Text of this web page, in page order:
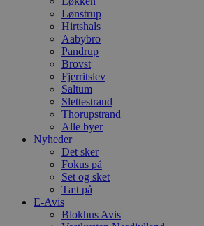
Lønstrup
Hirtshals
Aabybro
Pandrup
Brovst
Fjerritslev
Saltum
Slettestrand
Thorupstrand
Alle byer
Nyheder
Det sker
Fokus på
Set og sket
Tæt på
E-Avis
Blokhus Avis